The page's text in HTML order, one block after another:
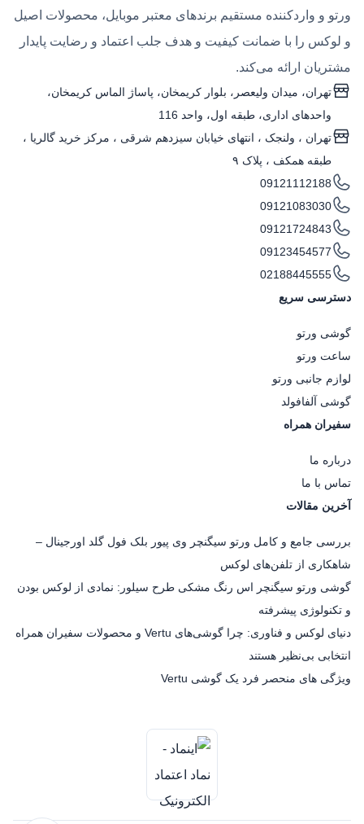
ورتو و واردکننده مستقیم برندهای معتبر موبایل، محصولات اصیل
و لوکس را با ضمانت کیفیت و هدف جلب اعتماد و رضایت پایدار
مشتریان ارائه می‌کند.
تهران، میدان ولیعصر، بلوار کریمخان، پاساژ الماس کریمخان،
واحدهای اداری، طبقه اول، واحد 116
تهران ، ولنجک‌ ، انتهای خیابان سیزدهم شرقی ، مرکز خرید گالریا ،
طبقه همکف ، پلاک ۹
09121112188
09121083030
09121724843
09123454577
02188445555
دسترسی سریع
گوشی ورتو
ساعت ورتو
لوازم جانبی ورتو
گوشی آلفافولد
سفیران همراه
درباره ما
تماس با ما
آخرین مقالات
بررسی جامع و کامل ورتو سیگنچر وی پیور بلک فول گلد اورجینال –
شاهکاری از تلفن‌های لوکس
گوشی ورتو سیگنچر اس رنگ مشکی طرح سیلور: نمادی از لوکس بودن
و تکنولوژی پیشرفته
دنیای لوکس و فناوری: چرا گوشی‌های Vertu و محصولات سفیران همراه
انتخابی بی‌نظیر هستند
ویژگی های منحصر فرد یک گوشی Vertu